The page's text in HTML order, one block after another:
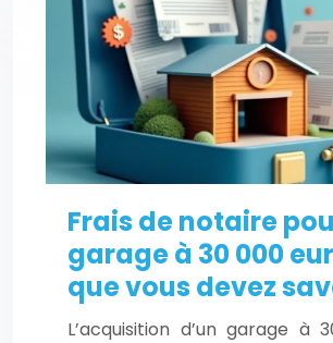
Frais de notaire
garage à 30 000
que vous devez
L’acquisition d’un garage à